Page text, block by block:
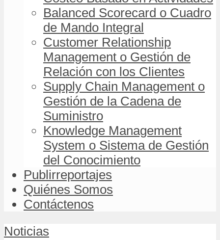
Balanced Scorecard o Cuadro
de Mando Integral
Customer Relationship
Management o Gestión de
Relación con los Clientes
Supply Chain Management o
Gestión de la Cadena de
Suministro
Knowledge Management
System o Sistema de Gestión
del Conocimiento
Publirreportajes
Quiénes Somos
Contáctenos
Noticias